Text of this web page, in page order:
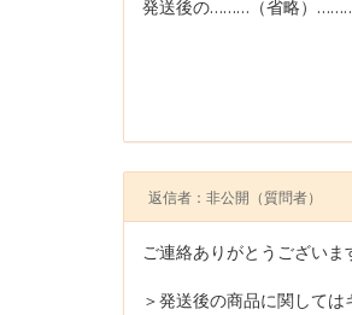
発送後の………（省略）
返信者：非公開 （質問者）
ご連絡ありがとうございま
＞発送後の商品に関しては